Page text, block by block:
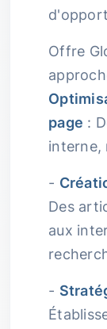
Offre
page :
interne,
-
Des
aux
-